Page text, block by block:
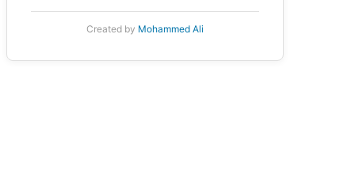
Created by Mohammed Ali